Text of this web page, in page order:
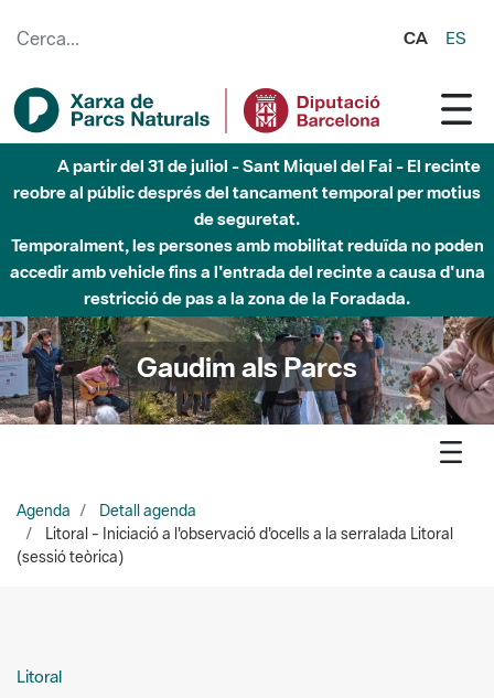
CA ES
A partir del 31 de juliol - Sant Miquel del Fai - El recinte
reobre al públic després del tancament temporal per motius
de seguretat.
Temporalment, les persones amb mobilitat reduïda no poden
accedir amb vehicle fins a l'entrada del recinte a causa d'una
restricció de pas a la zona de la Foradada.
Gaudim als Parcs
Agenda
Detall agenda
Litoral - Iniciació a l'observació d'ocells a la serralada Litoral
(sessió teòrica)
Litoral